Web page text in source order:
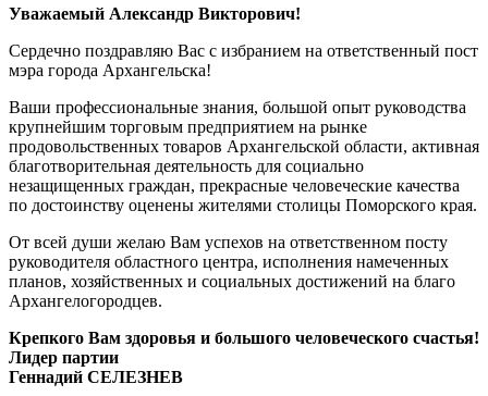
Уважаемый Александр Викторович!
Сердечно поздравляю Вас с избранием на ответственный пост
мэра города Архангельска!
Ваши профессиональные знания, большой опыт руководства
крупнейшим торговым предприятием на рынке
продовольственных товаров Архангельской области, активная
благотворительная деятельность для социально
незащищенных граждан, прекрасные человеческие качества
по достоинству оценены жителями столицы Поморского края.
От всей души желаю Вам успехов на ответственном посту
руководителя областного центра, исполнения намеченных
планов, хозяйственных и социальных достижений на благо
Архангелогородцев.
Крепкого Вам здоровья и большого человеческого счастья!
Лидер партии
Геннадий СЕЛЕЗНЕВ